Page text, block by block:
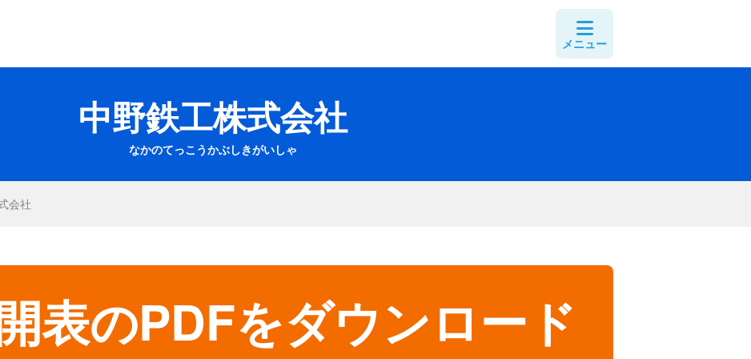
メニュー
中野鉄工株式会社
なかのてっこうかぶしきがいしゃ
会社
表のPDFをダウンロード